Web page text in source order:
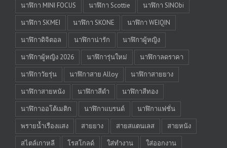
นาฬิกา MINI FOCUS
นาฬิกา Scottie
นาฬิกา SINObi
นาฬิกา SKMEI
นาฬิกา SKONE
นาฬิกา WEIQIN
นาฬิกาดิจิตอล
นาฬิกาน่ารัก
นาฬิกาผู้หญิง
นาฬิกาผู้หญิง 2026
นาฬิการุ่นใหม่
นาฬิกาลดราคา
นาฬิกาวัยรุ่น
นาฬิกาสาย Alloy
นาฬิกาสายยาง
นาฬิกาสายหนัง
นาฬิกาสีดำ
นาฬิกาสีทอง
นาฬิกาออโต้เมติก
นาฬิกาแบรนด์
นาฬิกาแฟชั่น
พรายน้ำเรืองแสง
สายยาง สายสแตนเลส
สายหนัง
สไตล์เกาหลี
โรสโกลด์ ใส่ทำงาน ใส่ออกงาน